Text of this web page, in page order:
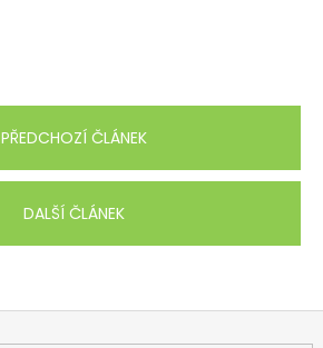
PŘEDCHOZÍ ČLÁNEK
DALŠÍ ČLÁNEK